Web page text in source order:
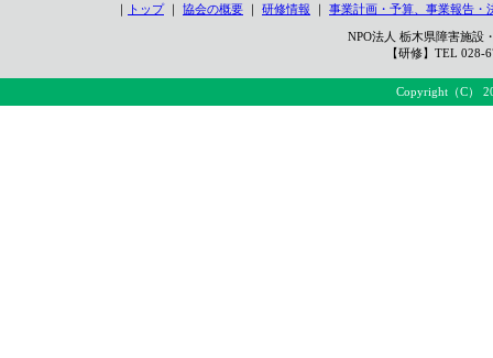
｜ トップ｜ 協会の概要 ｜ 研修情報 ｜ 事業計画・予算、事業報告・
NPO法人 栃木県障害施
【研修】TEL
Copyright（C）